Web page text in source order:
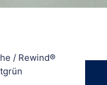
/ Rewind®